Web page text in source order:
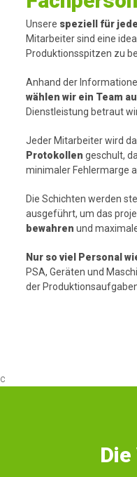
Unsere speziell für
Mitarbeiter sind eine
Produktionsspitzen zu
Anhand der
wählen wir ein Team
Dienstleistung betraut
Jeder Mitarbeiter wird
Protokollen geschult,
minimaler Fehlermarge
Die Schichten werden
ausgeführt, um das
bewahren und
Nur so viel Personal
PSA, Geräten und
der
c